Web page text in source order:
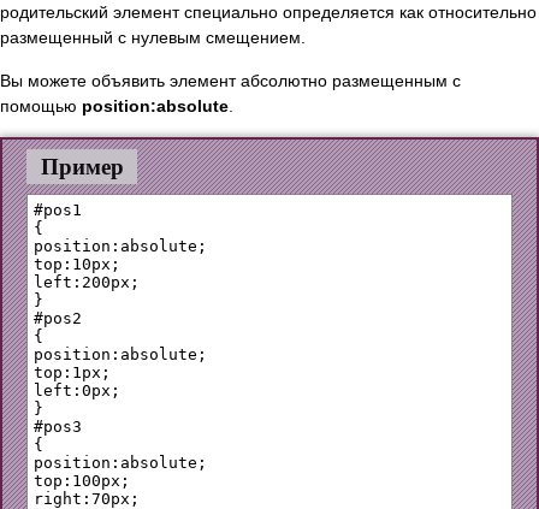
родительский элемент специально определяется как относительно
размещенный с нулевым смещением.
Вы можете объявить элемент абсолютно размещенным с
помощью position:absolute
Пример
#pos1
{
position:absolute;
top:10px;
left:200px;
}
#pos2
{
position:absolute;
top:1px;
left:0px;
}
#pos3
{
position:absolute;
top:100px;
right:70px;